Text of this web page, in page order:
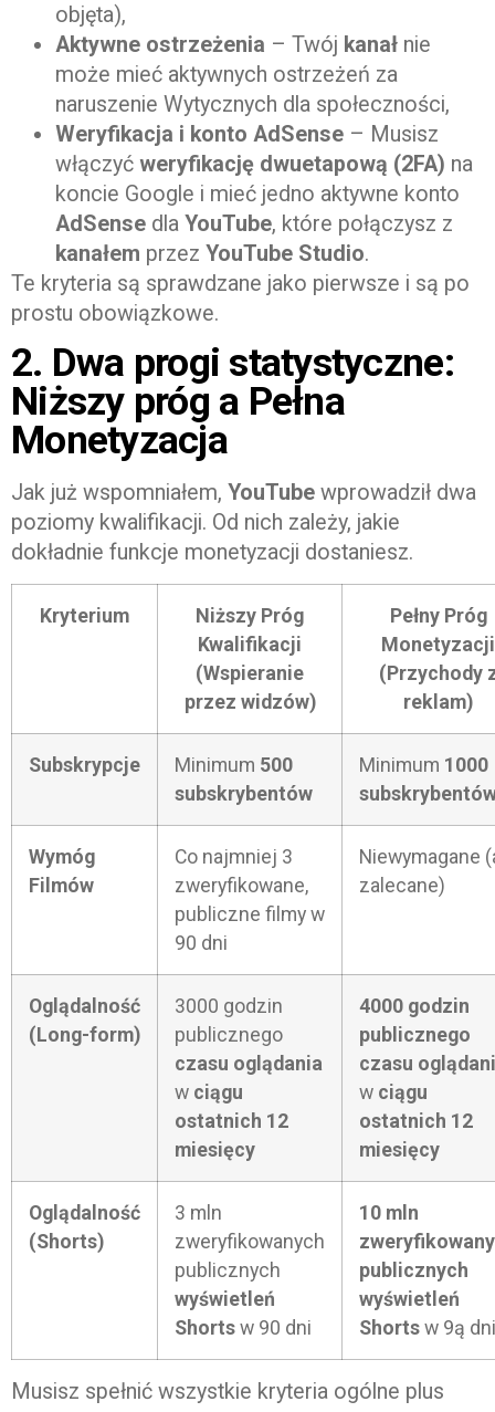
objęta),
Aktywne ostrzeżenia – Twój kanał nie
może mieć aktywnych ostrzeżeń za
naruszenie Wytycznych dla społeczności,
Weryfikacja i konto AdSense – Musisz
włączyć weryfikację dwuetapową (2FA) na
koncie Google i mieć jedno aktywne konto
AdSense dla YouTube, które połączysz z
kanałem przez YouTube Studio.
Te kryteria są sprawdzane jako pierwsze i są po
prostu obowiązkowe.
2. Dwa progi statystyczne:
Niższy próg a Pełna
Monetyzacja
Jak już wspomniałem, YouTube wprowadził dwa
poziomy kwalifikacji. Od nich zależy, jakie
dokładnie funkcje monetyzacji dostaniesz.
Kryterium
Niższy Próg
Kwalifikacji
(Wspieranie
przez widzów)
Pełny Próg
Monetyzacji
(Przychody
reklam)
Subskrypcje Minimum 500
subskrybentów
Minimum 1000
Wymóg
Filmów
Co najmniej 3
zweryfikowane,
publiczne filmy w
90 dni
Niewymagane
zalecane)
Oglądalność
(Long-form)
3000 godzin
publicznego
czasu oglądania
w ciągu
ostatnich 12
miesięcy
4000 godzin
publicznego
czasu
w ciągu
ostatnich 12
miesięcy
Oglądalność
(Shorts)
3 mln
zweryfikowanych
publicznych
wyświetleń
Shortsw 90 dni
10 mln
publicznych
wyświetleń
Shortsw 9ą dni
Musisz spełnić wszystkie kryteria ogólne plus